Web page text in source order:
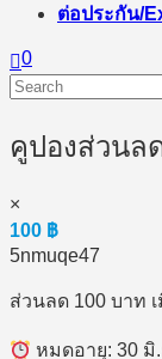
ต่อประกัน/
0
คูปองส่วนล
×
100 ฿
5nmuqe47
ส่วนลด 100 บาท
หมดอายุ: 30 มิ